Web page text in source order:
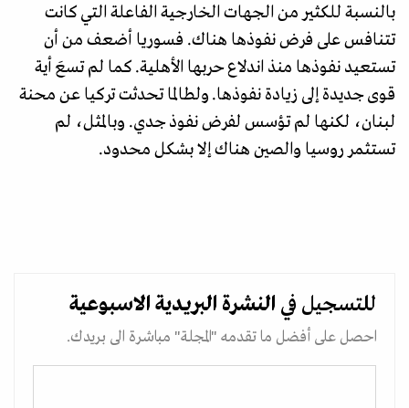
بالنسبة للكثير من الجهات الخارجية الفاعلة التي كانت
تتنافس على فرض نفوذها هناك. فسوريا أضعف من أن
تستعيد نفوذها منذ اندلاع حربها الأهلية. كما لم تسعَ أية
قوى جديدة إلى زيادة نفوذها. ولطالما تحدثت تركيا عن محنة
لبنان، لكنها لم تؤسس لفرض نفوذ جدي. وبالمثل، لم
تستثمر روسيا والصين هناك إلا بشكل محدود.
للتسجيل في النشرة البريدية الاسبوعية
احصل على أفضل ما تقدمه "المجلة" مباشرة الى بريدك.